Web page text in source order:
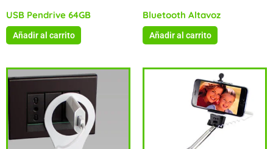
USB Pendrive 64GB
Añadir al carrito
Bluetooth Altavoz
Añadir al carrito